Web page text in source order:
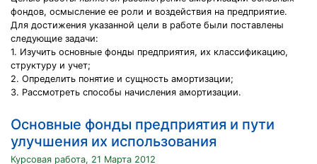
фондов, осмысление ее роли и воздействия на предприятие.
Для достижения указанной цели в работе были поставлены
следующие задачи:
1. Изучить основные фонды предприятия, их классификацию,
структуру и учет;
2. Определить понятие и сущность амортизации;
3. Рассмотреть способы начисления амортизации.
Основные фонды предприятия и пути
улучшения их использования
Курсовая работа, 21 Марта 2012